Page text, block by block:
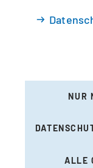
NUR
ALLE